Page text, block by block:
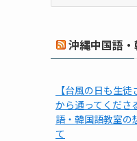
ー
沖縄中国語
【台風の日も生
から通ってくださ
語・韓国語教室の
て